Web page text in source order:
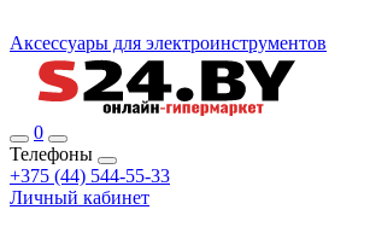
Аксессуары для электроинструментов
0
Телефоны
+375 (44) 544-55-33
Личный кабинет